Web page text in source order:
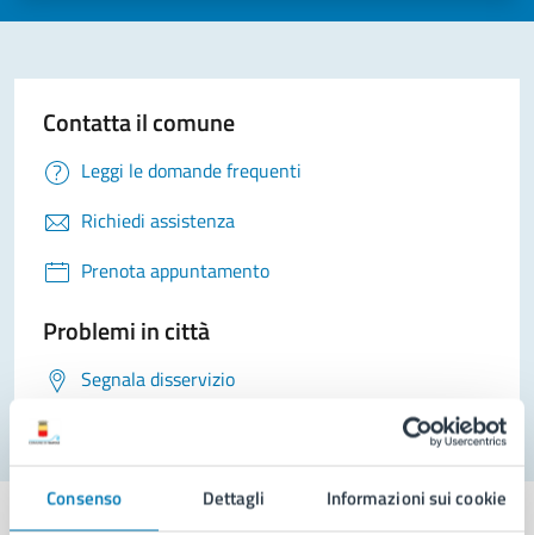
Consenso Dettagli Informazioni sui cookie
Contatta il comune
Leggi le domande frequenti
Richiedi assistenza
Prenota appuntamento
Problemi in città
Segnala disservizio